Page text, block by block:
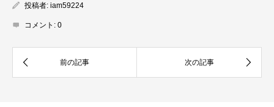
投稿者: iam59224
コメント: 0